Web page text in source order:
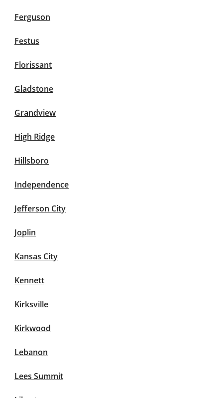
Ferguson
Festus
Florissant
Gladstone
Grandview
High Ridge
Hillsboro
Independence
Jefferson City
Joplin
Kansas City
Kennett
Kirksville
Kirkwood
Lebanon
Lees Summit